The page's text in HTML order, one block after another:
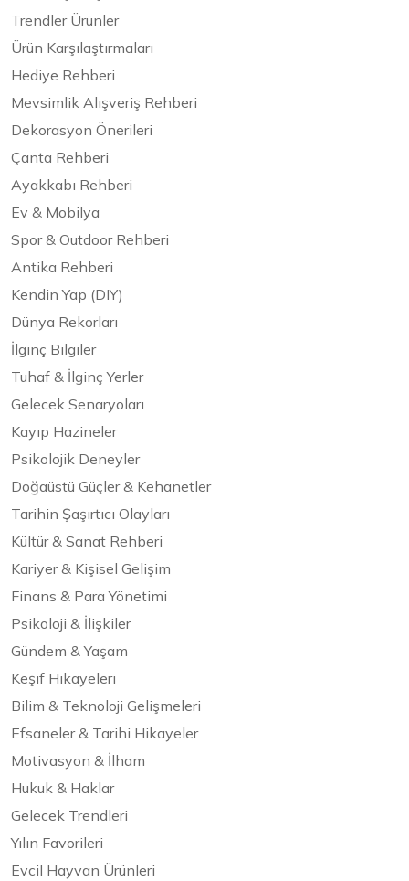
Trendler Ürünler
Ürün Karşılaştırmaları
Hediye Rehberi
Mevsimlik Alışveriş Rehberi
Dekorasyon Önerileri
Çanta Rehberi
Ayakkabı Rehberi
Ev & Mobilya
Spor & Outdoor Rehberi
Antika Rehberi
Kendin Yap (DIY)
Dünya Rekorları
İlginç Bilgiler
Tuhaf & İlginç Yerler
Gelecek Senaryoları
Kayıp Hazineler
Psikolojik Deneyler
Doğaüstü Güçler & Kehanetler
Tarihin Şaşırtıcı Olayları
Kültür & Sanat Rehberi
Kariyer & Kişisel Gelişim
Finans & Para Yönetimi
Psikoloji & İlişkiler
Gündem & Yaşam
Keşif Hikayeleri
Bilim & Teknoloji Gelişmeleri
Efsaneler & Tarihi Hikayeler
Motivasyon & İlham
Hukuk & Haklar
Gelecek Trendleri
Yılın Favorileri
Evcil Hayvan Ürünleri